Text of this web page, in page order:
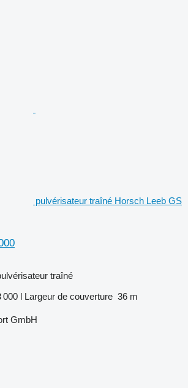
pulvérisateur traîné Horsch Leeb GS
traîné
000 l Largeur de couverture 36 m
GmbH